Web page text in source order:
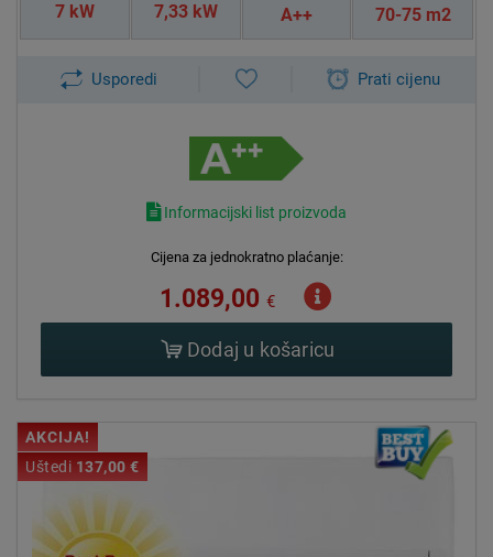
7 kW 7,33 kW A++ 70-75 m2
Usporedi Prati cijenu
Informacijski list proizvoda
Cijena za jednokratno plaćanje:
1.089,00 €
Dodaj u košaricu
AKCIJA!
Uštedi 137,00 €